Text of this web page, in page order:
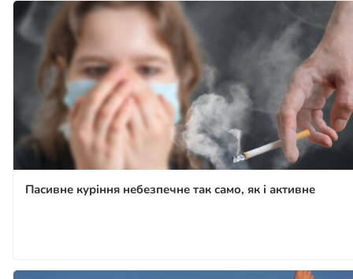
Пасивне куріння небезпечне так само, як і активне